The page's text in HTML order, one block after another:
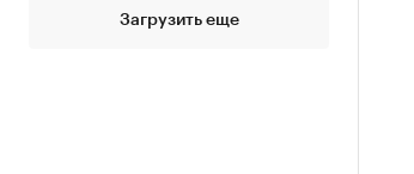
Загрузить еще